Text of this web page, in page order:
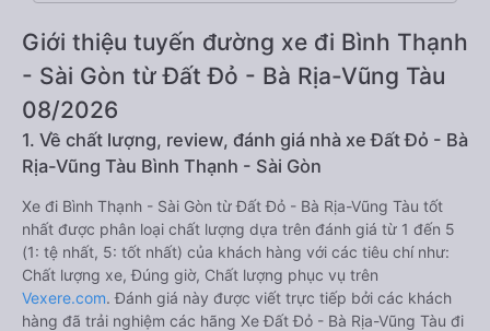
Giới thiệu tuyến đường xe đi Bình Thạnh
- Sài Gòn từ Đất Đỏ - Bà Rịa-Vũng Tàu
08/2026
1. Về chất lượng, review, đánh giá nhà xe Đất Đỏ - Bà
Rịa-Vũng Tàu Bình Thạnh - Sài Gòn
Xe đi Bình Thạnh - Sài Gòn từ Đất Đỏ - Bà Rịa-Vũng Tàu tốt
nhất được phân loại chất lượng dựa trên đánh giá từ 1 đến 5
(1: tệ nhất, 5: tốt nhất) của khách hàng với các tiêu chí như:
Chất lượng xe, Đúng giờ, Chất lượng phục vụ trên
Vexere.com. Đánh giá này được viết trực tiếp bởi các khách
hàng đã trải nghiệm các hãng Xe Đất Đỏ - Bà Rịa-Vũng Tàu đi